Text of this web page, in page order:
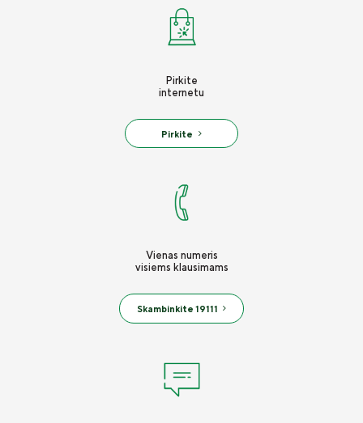
Draudimo tarpininkų sąrašas
Draudimo taisyklės
Kelionių draudimas
Krovinių draudimas
Specializuotos technikos draudimas
Laidavimo draudimas
„Seesam“ sveikatos draudimas
Valdyba ir stebėtojų taryba
Pirkite
internetu
Pirkite
Vienas numeris
visiems klausimams
Skambinkite 19111